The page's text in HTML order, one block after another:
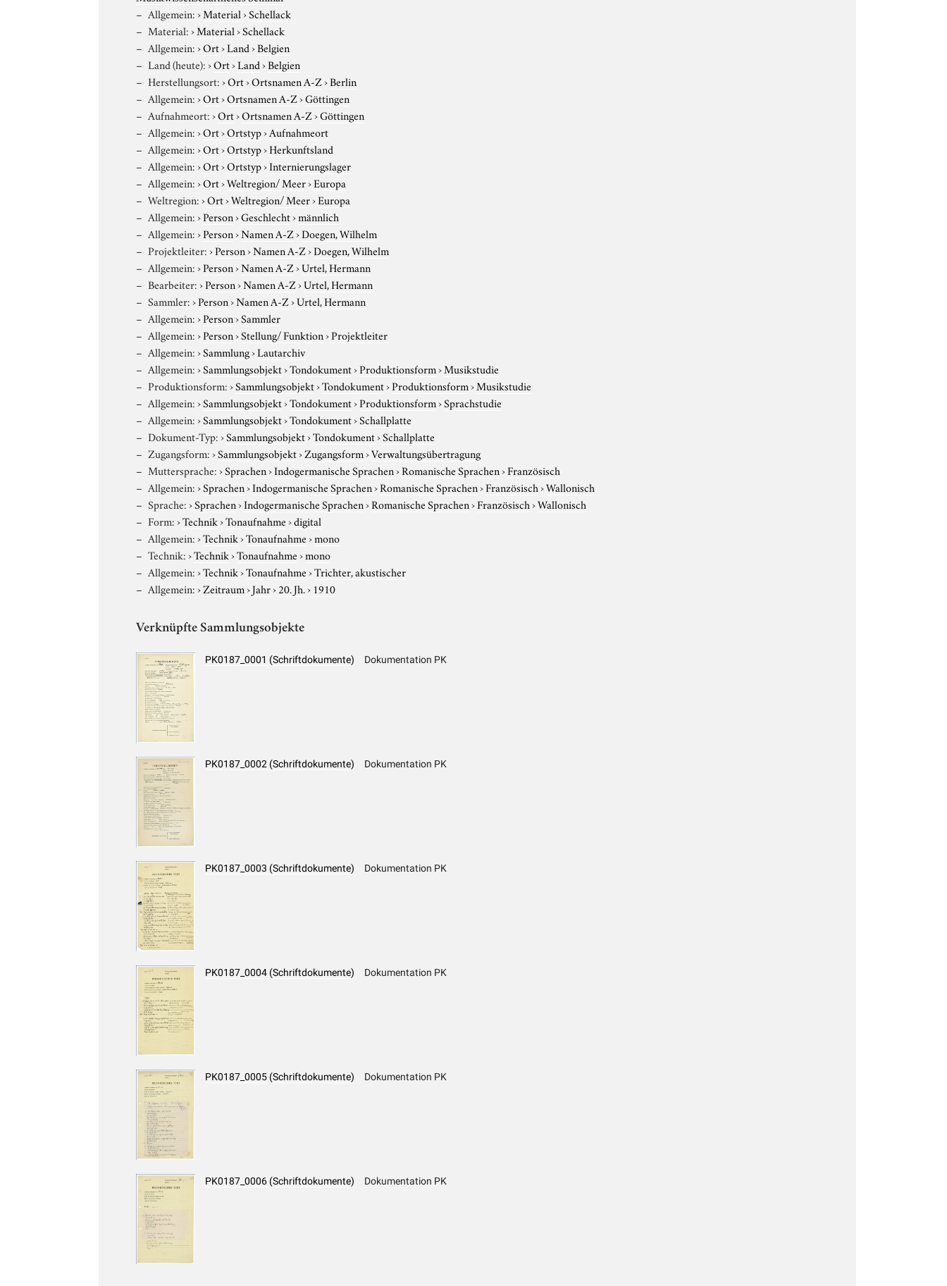
Allgemein:›Material›Schellack
Material:›Material›Schellack
Allgemein:›Ort›Land›Belgien
Land (heute):›Ort›Land›Belgien
Herstellungsort:›Ort›Ortsnamen A-Z›Berlin
Allgemein:›Ort›Ortsnamen A-Z›Göttingen
Aufnahmeort:›Ort›Ortsnamen A-Z›Göttingen
Allgemein:›Ort›Ortstyp›Aufnahmeort
Allgemein:›Ort›Ortstyp›Herkunftsland
Allgemein:›Ort›Ortstyp›Internierungslager
Allgemein:›Ort›Weltregion/ Meer›Europa
Weltregion:›Ort›Weltregion/ Meer›Europa
Allgemein:›Person›Geschlecht›männlich
Allgemein:›Person›Namen A-Z›Doegen, Wilhelm
Projektleiter:›Person›Namen A-Z›Doegen, Wilhelm
Allgemein:›Person›Namen A-Z›Urtel, Hermann
Bearbeiter:›Person›Namen A-Z›Urtel, Hermann
Sammler:›Person›Namen A-Z›Urtel, Hermann
Allgemein:›Person›Sammler
Allgemein:›Person›Stellung/ Funktion›Projektleiter
Allgemein:›Sammlung›Lautarchiv
Allgemein:›Sammlungsobjekt›Tondokument›Produktionsform›Musikstudie
Produktionsform:›Sammlungsobjekt›Tondokument›Produktionsform›Musikstudie
Allgemein:›Sammlungsobjekt›Tondokument›Produktionsform›Sprachstudie
Allgemein:›Sammlungsobjekt›Tondokument›Schallplatte
Dokument-Typ:›Sammlungsobjekt›Tondokument›Schallplatte
Zugangsform:›Sammlungsobjekt›Zugangsform›Verwaltungsübertragung
Muttersprache:›Sprachen›Indogermanische Sprachen›Romanische Sprachen›Französisch
Allgemein:›Sprachen›Indogermanische Sprachen›Romanische Sprachen›Französisch›Wallonisch
Sprache:›Sprachen›Indogermanische Sprachen›Romanische Sprachen›Französisch›Wallonisch
Form:›Technik›Tonaufnahme›digital
Allgemein:›Technik›Tonaufnahme›mono
Technik:›Technik›Tonaufnahme›mono
Allgemein:›Technik›Tonaufnahme›Trichter, akustischer
Allgemein:›Zeitraum›Jahr›20. Jh.› 1910
Verknüpfte Sammlungsobjekte
PK0187_0001 (Schriftdokumente) Dokumentation PK
PK0187_0002 (Schriftdokumente) Dokumentation PK
PK0187_0003 (Schriftdokumente) Dokumentation PK
PK0187_0004 (Schriftdokumente) Dokumentation PK
PK0187_0005 (Schriftdokumente) Dokumentation PK
PK0187_0006 (Schriftdokumente) Dokumentation PK